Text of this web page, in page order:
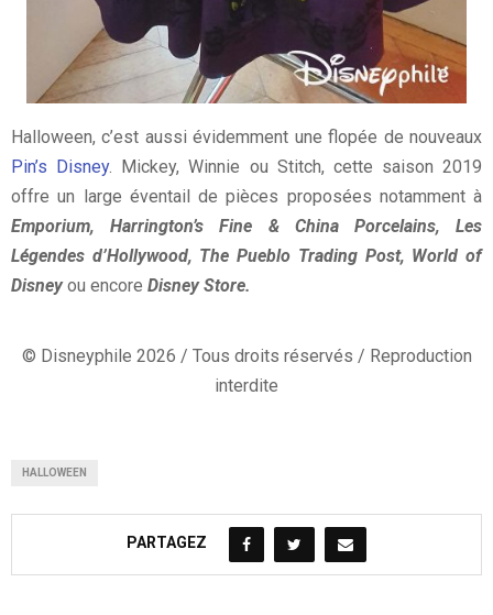
Halloween, c’est aussi évidemment une flopée de nouveaux
Pin’s Disney. Mickey, Winnie ou Stitch, cette saison 2019
offre un large éventail de pièces proposées notamment à
Emporium, Harrington’s Fine & China Porcelains, Les
Légendes d’Hollywood, The Pueblo Trading Post, World of
Disneyou encore Disney Store.
© Disneyphile 2026 / Tous droits réservés / Reproduction
interdite
HALLOWEEN
PARTAGEZ